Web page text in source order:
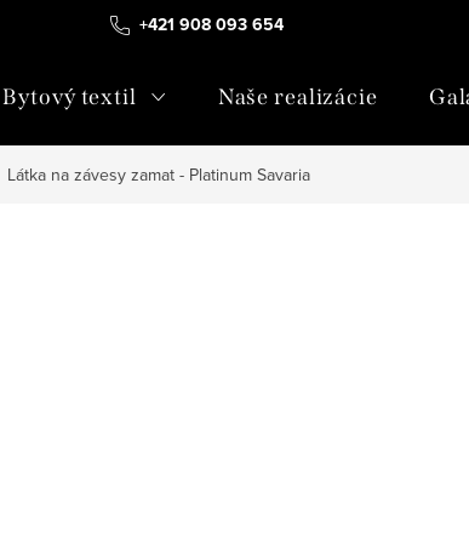
+421 908 093 654
Bytový textil Naše realizácie
Látka na závesy zamat - Platinum Savaria